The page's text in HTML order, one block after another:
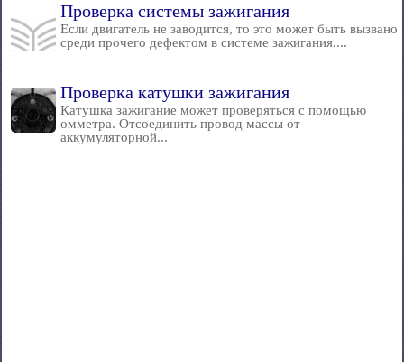
Проверка системы зажигания
Если двигатель не заводится, то это может быть вызвано
среди прочего дефектом в системе зажигания....
Проверка катушки зажигания
Катушка зажигание может проверяться с помощью
омметра. Отсоединить провод массы от
аккумуляторной...